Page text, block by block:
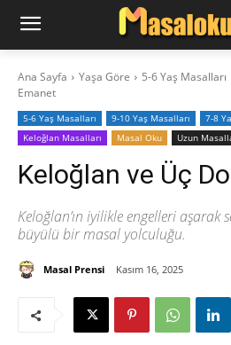
Ana Sayfa Yaşa Göre 5-6 Yaş Masalları
Emanet
5-6 Yaş Masalları 9-10 Yaş Masalları 7-8
Keloğlan Masalları
Masal Oku Uzun
Keloğlan ve Üç
Keloğlan’ın iyilikle engelleri aşarak
büyülü bir masal yolculuğu.
Masal Prensi Kasım 16, 2025